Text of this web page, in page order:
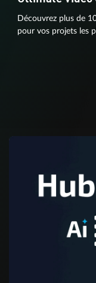
Découvrez plus de
pour vos projets les